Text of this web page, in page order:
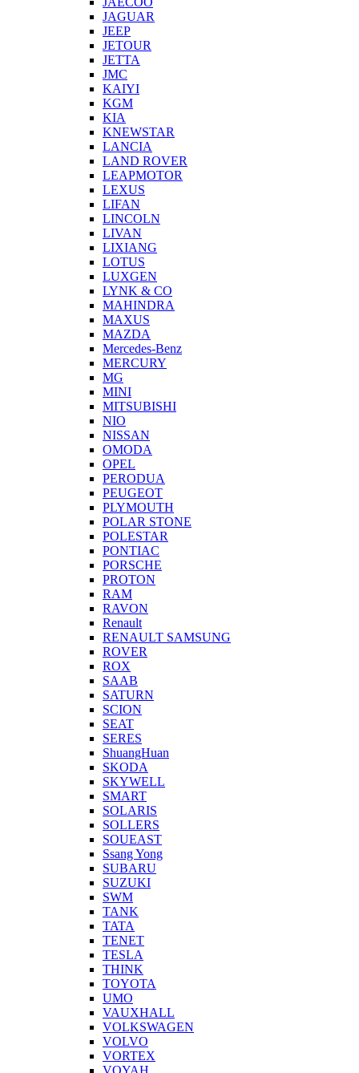
JAGUAR
JEEP
JETOUR
JETTA
JMC
KAIYI
KGM
KIA
KNEWSTAR
LANCIA
LAND ROVER
LEAPMOTOR
LEXUS
LIFAN
LINCOLN
LIVAN
LIXIANG
LOTUS
LUXGEN
LYNK & CO
MAHINDRA
MAXUS
MAZDA
Mercedes-Benz
MERCURY
MG
MINI
MITSUBISHI
NIO
NISSAN
OMODA
OPEL
PERODUA
PEUGEOT
PLYMOUTH
POLAR STONE
POLESTAR
PONTIAC
PORSCHE
PROTON
RAM
RAVON
Renault
RENAULT SAMSUNG
ROVER
ROX
SAAB
SATURN
SCION
SEAT
SERES
ShuangHuan
SKODA
SKYWELL
SMART
SOLARIS
SOLLERS
SOUEAST
Ssang Yong
SUBARU
SUZUKI
SWM
TANK
TATA
TENET
TESLA
THINK
TOYOTA
UMO
VAUXHALL
VOLKSWAGEN
VOLVO
VORTEX
VOYAH